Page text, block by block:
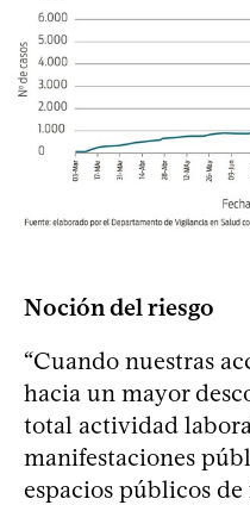
Noción del riesgo
“Cuando nuestras
hacia un mayor
total actividad
manifestaciones
espacios públicos